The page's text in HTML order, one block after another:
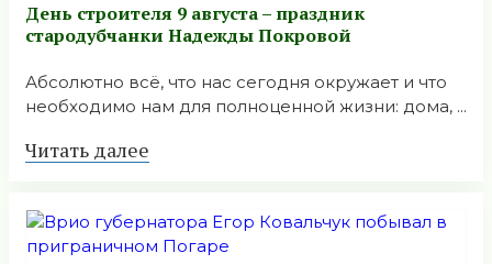
День строителя 9 августа – праздник
стародубчанки Надежды Покровой
Абсолютно всё, что нас сегодня окружает и что
необходимо нам для полноценной жизни: дома, ...
Читать далее